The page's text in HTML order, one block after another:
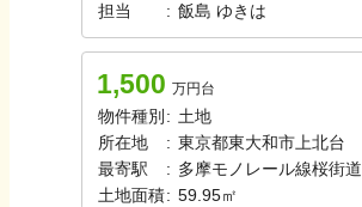
担当
: 飯島 ゆきは
1,500 万円台
物件種別 : 土地
所在地
: 東京都東大和市上北台
最寄駅
: 多摩モノレール線桜街道
土地面積: 59.95㎡